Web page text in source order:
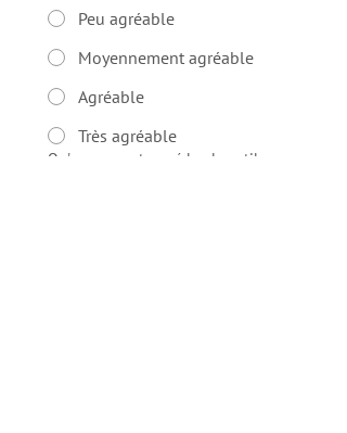
Peu agréable
Moyennement agréable
Agréable
Très agréable
Qu'avez-vous trouvé le plus utile